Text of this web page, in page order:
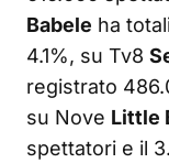
Babele ha
4.1%, su Tv8
registrato
su Nove Little
spettatori e il